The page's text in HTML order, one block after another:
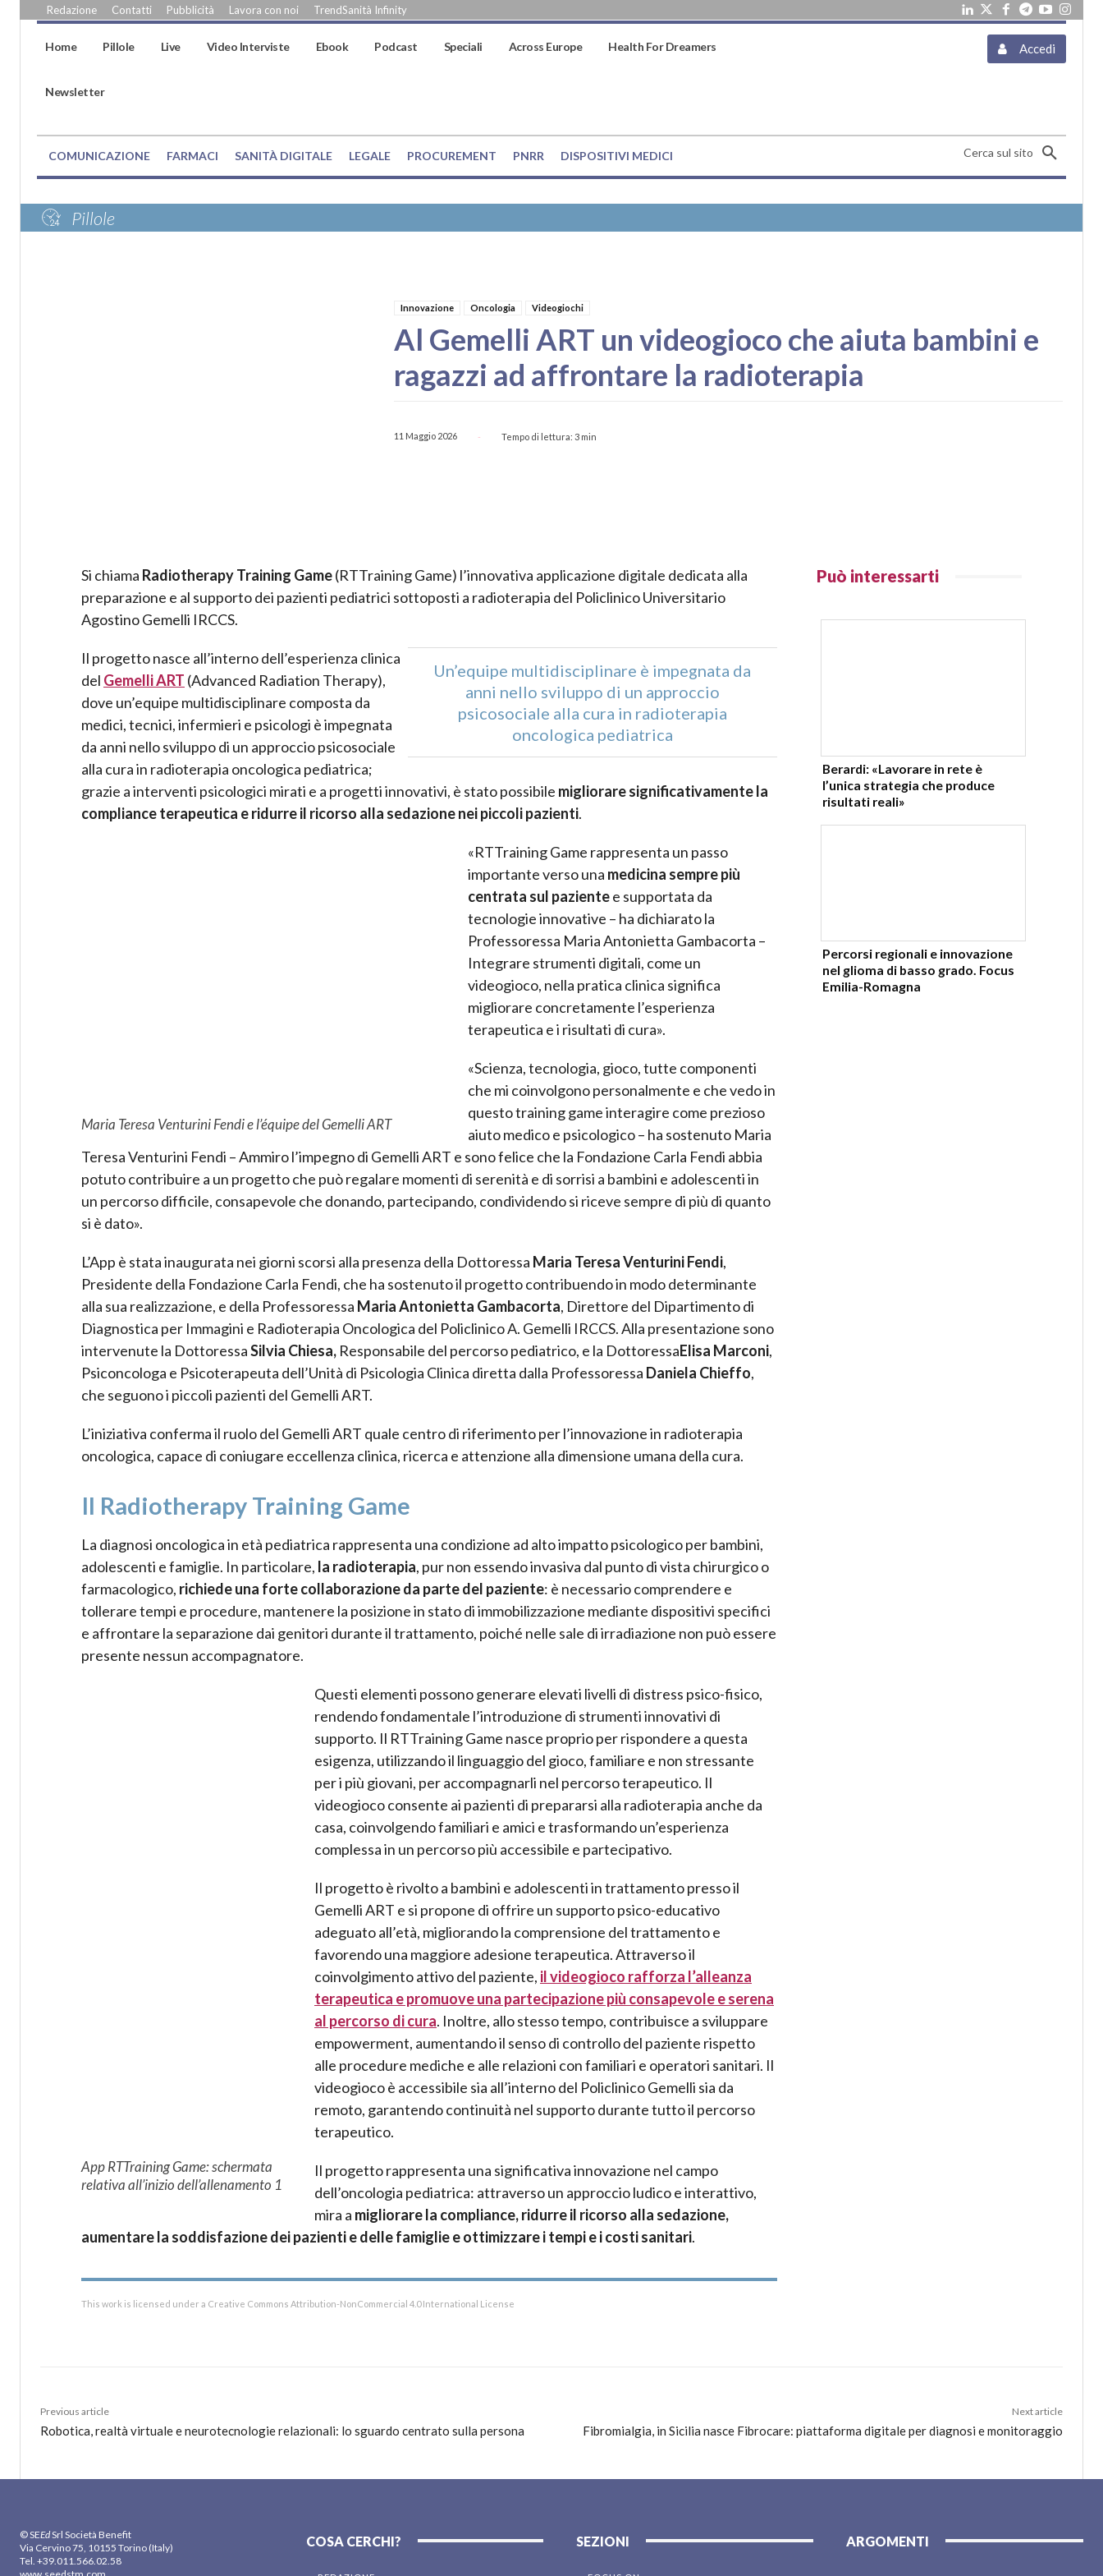
Redazione Contatti Pubblicità Lavora con noi TrendSanità Infinity
Home Pillole Live Video Interviste Ebook Podcast Speciali Across Europe Health For Dreamers
Newsletter
Accedi
COMUNICAZIONE FARMACI SANITÀ DIGITALE LEGALE PROCUREMENT PNRR DISPOSITIVI MEDICI Cerca sul sito
Pillole
Innovazione Oncologia Videogiochi
Al Gemelli ART un videogioco che aiuta bambini e
ragazzi ad affrontare la radioterapia
11 Maggio 2026 - Tempo di lettura: 3 min
Si chiama Radiotherapy Training Game(RTTraining Game) l’innovativa applicazione digitale dedicata alla
preparazione e al supporto dei pazienti pediatrici sottoposti a radioterapia del Policlinico Universitario
Agostino Gemelli IRCCS.
Un’equipe multidisciplinare è impegnata da
anni nello sviluppo di un approccio
psicosociale alla cura in radioterapia
oncologica pediatrica
Il progetto nasce all’interno dell’esperienza clinica
del Gemelli ART (Advanced Radiation Therapy),
dove un’equipe multidisciplinare composta da
medici, tecnici, infermieri e psicologi è impegnata
da anni nello sviluppo di un approccio psicosociale
alla cura in radioterapia oncologica pediatrica;
grazie a interventi psicologici mirati e a progetti innovativi, è stato possibile migliorare significativamente la
compliance terapeutica e ridurre il ricorso alla sedazione nei piccoli pazienti.
Maria Teresa Venturini Fendi e l’équipe del Gemelli ART
«RTTraining Game rappresenta un passo
importante verso una medicina sempre più
centrata sul pazientee supportata da
tecnologie innovative – ha dichiarato la
Professoressa Maria Antonietta Gambacorta –
Integrare strumenti digitali, come un
videogioco, nella pratica clinica significa
migliorare concretamente l’esperienza
terapeutica e i risultati di cura».
«Scienza, tecnologia, gioco, tutte componenti
che mi coinvolgono personalmente e che vedo in
questo training game interagire come prezioso
aiuto medico e psicologico – ha sostenuto Maria
Teresa Venturini Fendi – Ammiro l’impegno di Gemelli ART e sono felice che la Fondazione Carla Fendi abbia
potuto contribuire a un progetto che può regalare momenti di serenità e di sorrisi a bambini e adolescenti in
un percorso difficile, consapevole che donando, partecipando, condividendo si riceve sempre di più di quanto
si è dato».
L’App è stata inaugurata nei giorni scorsi alla presenza della Dottoressa Maria Teresa Venturini Fendi,
Presidente della Fondazione Carla Fendi, che ha sostenuto il progetto contribuendo in modo determinante
alla sua realizzazione, e della Professoressa Maria Antonietta Gambacorta, Direttore del Dipartimento di
Diagnostica per Immagini e Radioterapia Oncologica del Policlinico A. Gemelli IRCCS. Alla presentazione sono
intervenute la DottoressaSilvia Chiesa, Responsabile del percorso pediatrico, e la DottoressaElisa Marconi,
Psiconcologa e Psicoterapeuta dell’Unità di Psicologia Clinica diretta dalla Professoressa Daniela Chieffo,
che seguono i piccoli pazienti del Gemelli ART.
L’iniziativa conferma il ruolo del Gemelli ART quale centro di riferimento per l’innovazione in radioterapia
oncologica, capace di coniugare eccellenza clinica, ricerca e attenzione alla dimensione umana della cura.
Il Radiotherapy Training Game
La diagnosi oncologica in età pediatrica rappresenta una condizione ad alto impatto psicologico per bambini,
adolescenti e famiglie. In particolare, la radioterapia, pur non essendo invasiva dal punto di vista chirurgico o
farmacologico, richiede una forte collaborazione da parte del paziente: è necessario comprendere e
tollerare tempi e procedure, mantenere la posizione in stato di immobilizzazione mediante dispositivi specifici
e affrontare la separazione dai genitori durante il trattamento, poiché nelle sale di irradiazione non può essere
presente nessun accompagnatore.
App RTTraining Game: schermata
relativa all’inizio dell’allenamento 1
Questi elementi possono generare elevati livelli di distress psico-fisico,
rendendo fondamentale l’introduzione di strumenti innovativi di
supporto. Il RTTraining Game nasce proprio per rispondere a questa
esigenza, utilizzando il linguaggio del gioco, familiare e non stressante
per i più giovani, per accompagnarli nel percorso terapeutico. Il
videogioco consente ai pazienti di prepararsi alla radioterapia anche da
casa, coinvolgendo familiari e amici e trasformando un’esperienza
complessa in un percorso più accessibile e partecipativo.
Il progetto è rivolto a bambini e adolescenti in trattamento presso il
Gemelli ART e si propone di offrire un supporto psico-educativo
adeguato all’età, migliorando la comprensione del trattamento e
favorendo una maggiore adesione terapeutica. Attraverso il
coinvolgimento attivo del paziente, il videogioco rafforza l’alleanza
terapeutica e promuove una partecipazione più consapevole e serena
al percorso di cura. Inoltre, allo stesso tempo, contribuisce a sviluppare
empowerment, aumentando il senso di controllo del paziente rispetto
alle procedure mediche e alle relazioni con familiari e operatori sanitari. Il
videogioco è accessibile sia all’interno del Policlinico Gemelli sia da
remoto, garantendo continuità nel supporto durante tutto il percorso
terapeutico.
Il progetto rappresenta una significativa innovazione nel campo
dell’oncologia pediatrica: attraverso un approccio ludico e interattivo,
mira a migliorare la compliance, ridurre il ricorso alla sedazione,
aumentare la soddisfazione dei pazienti e delle famiglie e ottimizzare i tempi e i costi sanitari.
This work is licensed under a Creative Commons Attribution-NonCommercial 4.0 International License
Può interessarti
Berardi: «Lavorare in rete è
l’unica strategia che produce
risultati reali»
Percorsi regionali e innovazione
nel glioma di basso grado. Focus
Emilia-Romagna
Previous article
Robotica, realtà virtuale e neurotecnologie relazionali: lo sguardo centrato sulla persona
Next article
Fibromialgia, in Sicilia nasce Fibrocare: piattaforma digitale per diagnosi e monitoraggio
© SEEdSrl Società Benefit
Via Cervino 75, 10155 Torino (Italy)
Tel. +39.011.566.02.58
www.seedstm.com
COSA CERCHI? SEZIONI ARGOMENTI